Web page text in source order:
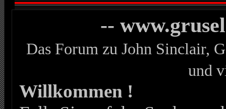
--
Das Forum zu John Sinclair,
und
Willkommen !